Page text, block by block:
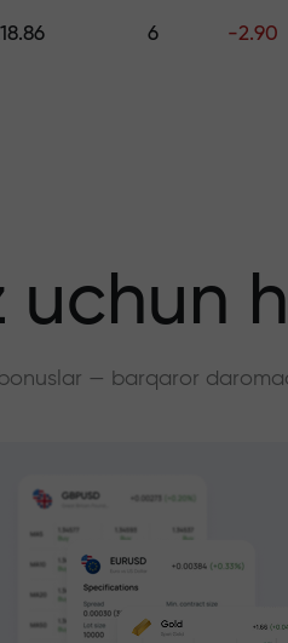
—
6 -2.90
uchun
— barqaror